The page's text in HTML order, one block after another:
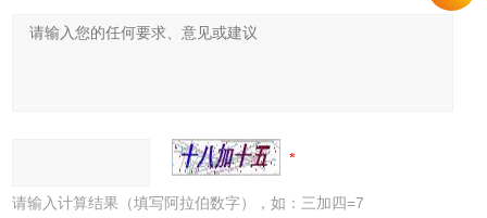
请输入计算结果（填写阿拉伯数字），如：三加四=7